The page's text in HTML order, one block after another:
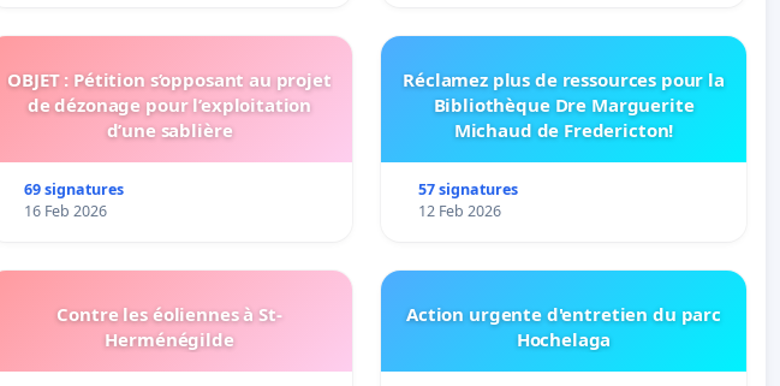
OBJET : Pétition s’opposant au projet
de dézonage pour l’exploitation
d’une sablière
69 signatures
16 Feb 2026
Réclamez plus de ressources pour la
Bibliothèque Dre Marguerite
Michaud de Fredericton!
57 signatures
12 Feb 2026
Contre les éoliennes à St-
Herménégilde
Action urgente d'entretien du parc
Hochelaga